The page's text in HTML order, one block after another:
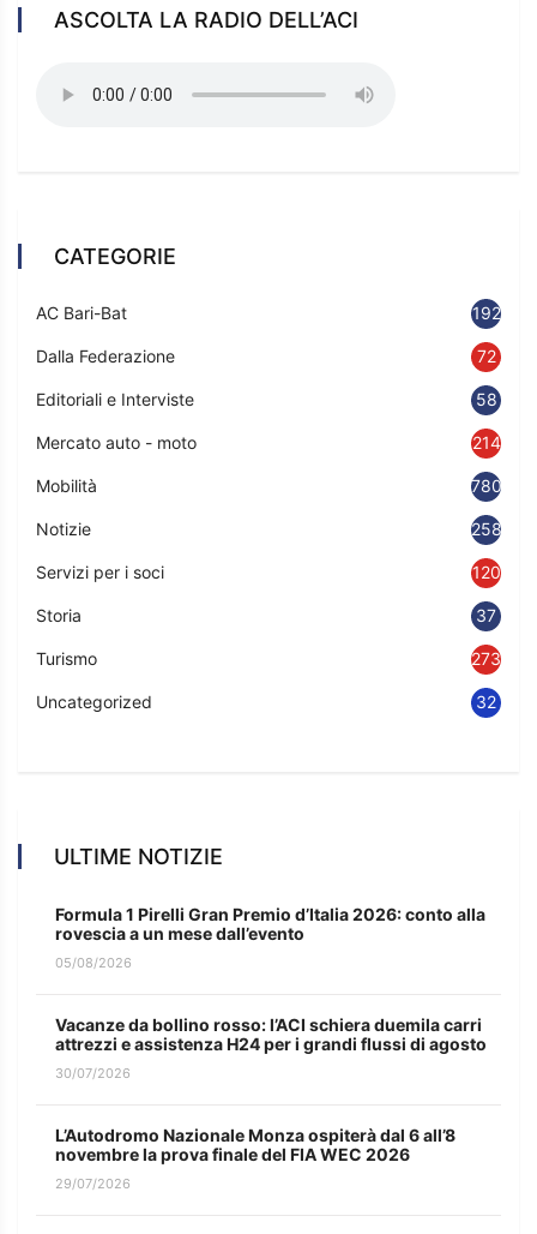
ASCOLTA LA RADIO DELL’ACI
CATEGORIE
AC Bari-Bat 192
Dalla Federazione 72
Editoriali e Interviste 58
Mercato auto - moto 214
Mobilità 780
Notizie 2583
Servizi per i soci 120
Storia 37
Turismo 273
Uncategorized 32
ULTIME NOTIZIE
Formula 1 Pirelli Gran Premio d’Italia 2026: conto alla
rovescia a un mese dall’evento
05/08/2026
Vacanze da bollino rosso: l’ACI schiera duemila carri
attrezzi e assistenza H24 per i grandi flussi di agosto
30/07/2026
L’Autodromo Nazionale Monza ospiterà dal 6 all’8
novembre la prova finale del FIA WEC 2026
29/07/2026